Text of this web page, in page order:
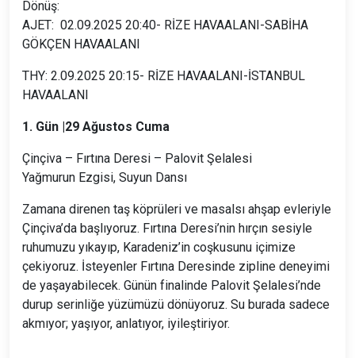
Dönüş:
AJET: 02.09.2025 20:40- RİZE HAVAALANI-SABİHA
GÖKÇEN HAVAALANI
THY: 2.09.2025 20:15- RİZE HAVAALANI-İSTANBUL
HAVAALANI
1. Gün |29 Ağustos Cuma
Çinçiva – Fırtına Deresi – Palovit Şelalesi
Yağmurun Ezgisi, Suyun Dansı
Zamana direnen taş köprüleri ve masalsı ahşap evleriyle
Çinçiva’da başlıyoruz. Fırtına Deresi’nin hırçın sesiyle
ruhumuzu yıkayıp, Karadeniz’in coşkusunu içimize
çekiyoruz. İsteyenler Fırtına Deresinde zipline deneyimi
de yaşayabilecek. Günün finalinde Palovit Şelalesi’nde
durup serinliğe yüzümüzü dönüyoruz. Su burada sadece
akmıyor; yaşıyor, anlatıyor, iyileştiriyor.